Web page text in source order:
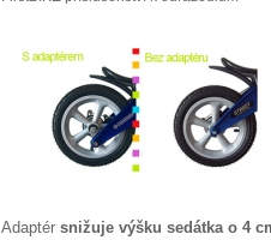
Adaptér snižuje výšku sedátka o 4